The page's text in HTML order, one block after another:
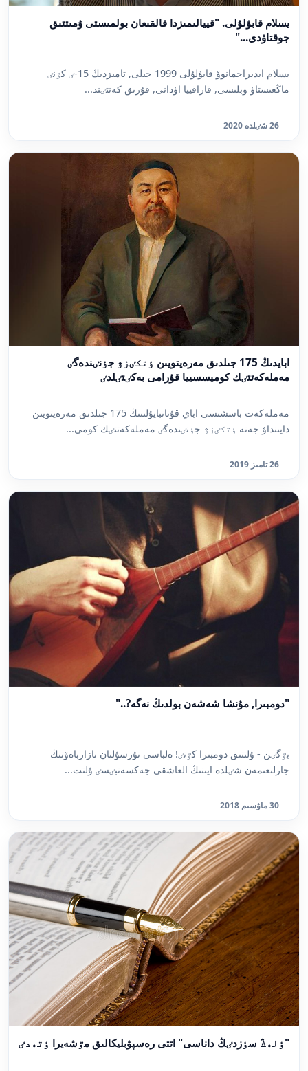
يسلام قابۋلۇلى. "قييالىمىزدا قالقىعان بولمىستى ۇمىتتىق
جوقتاۋدى..."
يسلام ابديراحمانوۆ قابۋلۇلى 1999 جىلى, تامىزدىڭ 15-ٸ كٷنٸ
ماڭعىستاۋ وبلىسى, قاراقييا اۋدانى, قۇرىق كەنتٸند...
26 شٸلدە 2020
ابايدىڭ 175 جىلدىق مەرەيتويىن ٶتكٸزۋ جٶنٸندەگٸ
مەملەكەتتٸك كوميسسييا قۇرامى بەكٸتٸلدٸ
مەملەكەت باسشىسى اباي قۇنانبايۇلىنىڭ 175 جىلدىق مەرەيتويىن
دايىنداۋ جەنە ٶتكٸزۋ جٶنٸندەگٸ مەملەكەتتٸك كومي...
26 تامىز 2019
"دومبىرا, مۇنشا شەشەن بولدىڭ نەگە?.."
بٷگٸن - ۇلتتىق دومبىرا كٷنٸ! ەلباسى نۇرسۇلتان نازارباەۆتىڭ
جارلىعىمەن شٸلدە ايىنىڭ العاشقى جەكسەنبٸسٸ ۇلتت...
30 ماۋسىم 2018
"ٶلەڭ سٶزدٸڭ داناسى" اتتى رەسپۋبليكالىق مٷشەيرا ٶتەدٸ